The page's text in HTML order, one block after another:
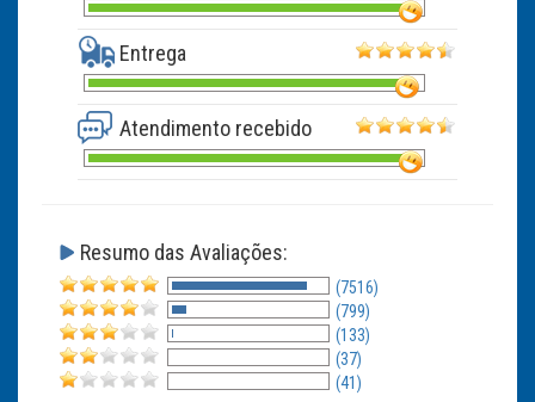
Entrega
Atendimento recebido
Resumo das Avaliações:
(7516)
(799)
(133)
(37)
(41)